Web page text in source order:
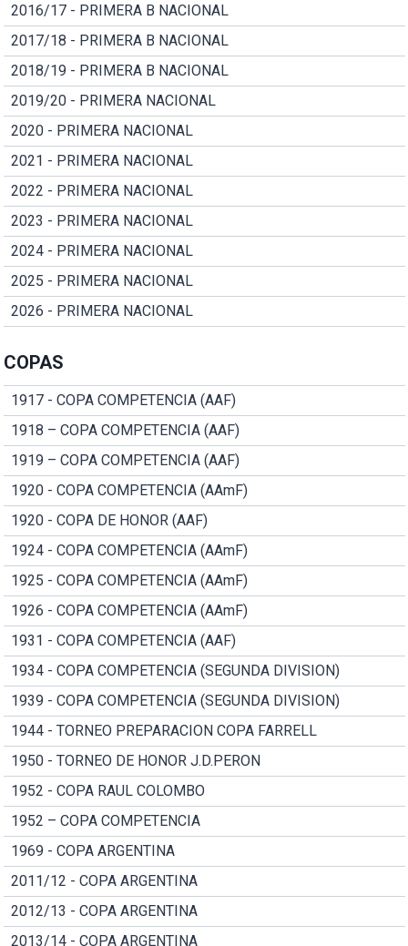
2016/17 - PRIMERA B NACIONAL
2017/18 - PRIMERA B NACIONAL
2018/19 - PRIMERA B NACIONAL
2019/20 - PRIMERA NACIONAL
2020 - PRIMERA NACIONAL
2021 - PRIMERA NACIONAL
2022 - PRIMERA NACIONAL
2023 - PRIMERA NACIONAL
2024 - PRIMERA NACIONAL
2025 - PRIMERA NACIONAL
2026 - PRIMERA NACIONAL
COPAS
1917 - COPA COMPETENCIA (AAF)
1918 – COPA COMPETENCIA (AAF)
1919 – COPA COMPETENCIA (AAF)
1920 - COPA COMPETENCIA (AAmF)
1920 - COPA DE HONOR (AAF)
1924 - COPA COMPETENCIA (AAmF)
1925 - COPA COMPETENCIA (AAmF)
1926 - COPA COMPETENCIA (AAmF)
1931 - COPA COMPETENCIA (AAF)
1934 - COPA COMPETENCIA (SEGUNDA DIVISION)
1939 - COPA COMPETENCIA (SEGUNDA DIVISION)
1944 - TORNEO PREPARACION COPA FARRELL
1950 - TORNEO DE HONOR J.D.PERON
1952 - COPA RAUL COLOMBO
1952 – COPA COMPETENCIA
1969 - COPA ARGENTINA
2011/12 - COPA ARGENTINA
2012/13 - COPA ARGENTINA
2013/14 - COPA ARGENTINA